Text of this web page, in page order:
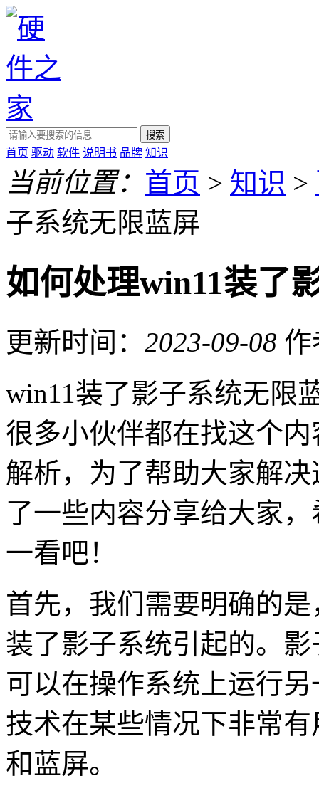
搜索
首页 驱动 软件 说明书 品牌 知识
当前位置： 首页 > 知识 >
子系统无限蓝屏
如何处理win11装了
更新时间： 2023-09-08 作
win11装了影子系统无限
很多小伙伴都在找这个
解析，为了帮助大家解
了一些内容分享给大家
一看吧！
首先，我们需要明确的
装了影子系统引起的。
可以在操作系统上运行
技术在某些情况下非常
和蓝屏。